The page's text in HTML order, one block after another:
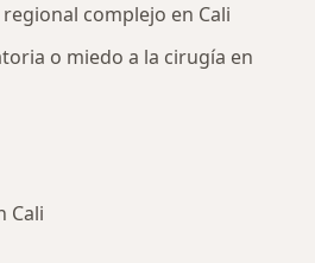
complejo en Cali
o miedo a la cirugía en
Cali